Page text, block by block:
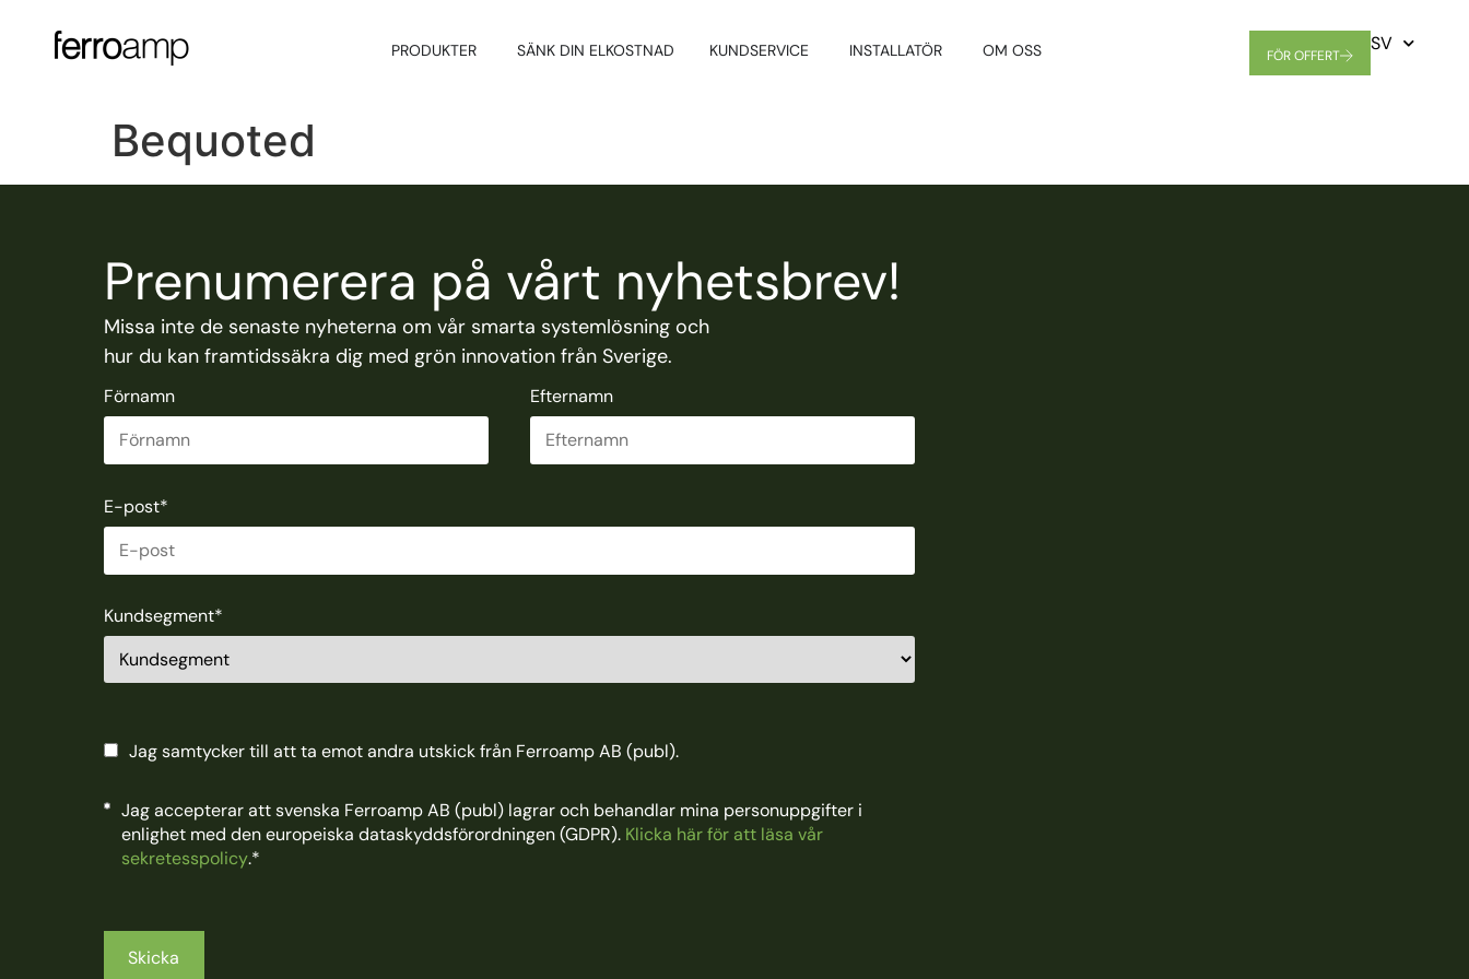
PRODUKTER SÄNK DIN ELKOSTNAD KUNDSERVICE INSTALLATÖR OM OSS FÖR OFFERT
SV
Bequoted
Prenumerera på vårt nyhetsbrev!
Missa inte de senaste nyheterna om vår smarta systemlösning och
hur du kan framtidssäkra dig med grön innovation från Sverige.
Förnamn Efternamn
E-post*
Kundsegment*
Jag samtycker till att ta emot andra utskick från Ferroamp AB (publ).
Jag accepterar att svenska Ferroamp AB (publ) lagrar och behandlar mina personuppgifter i
enlighet med den europeiska dataskyddsförordningen (GDPR). Klicka här för att läsa vår
sekretesspolicy.*